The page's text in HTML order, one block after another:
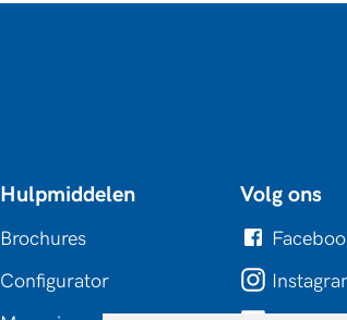
Hulpmiddelen
Brochures
Configurator
Volg ons